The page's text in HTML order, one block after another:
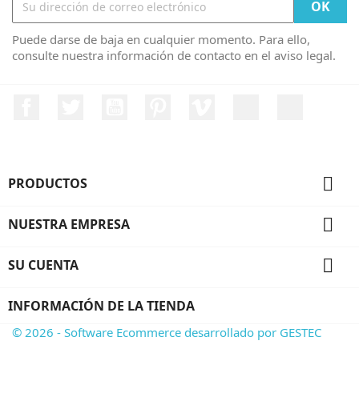
Puede darse de baja en cualquier momento. Para ello,
consulte nuestra información de contacto en el aviso legal.
PRODUCTOS 
NUESTRA EMPRESA 
SU CUENTA 
INFORMACIÓN DE LA TIENDA
© 2026 - Software Ecommerce desarrollado por GESTEC